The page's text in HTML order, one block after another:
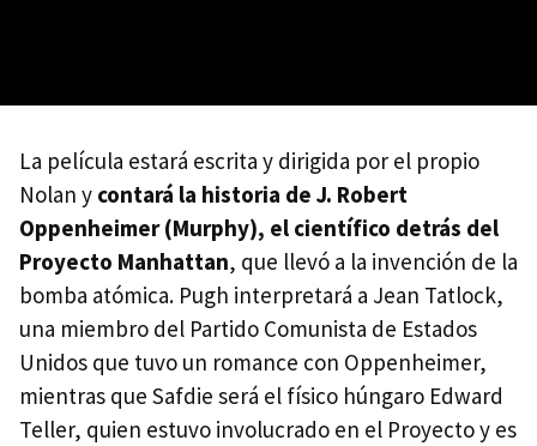
La película estará escrita y dirigida por el propio
Nolan y contará la historia de J. Robert
Oppenheimer (Murphy), el científico detrás del
Proyecto Manhattan, que llevó a la invención de la
bomba atómica. Pugh interpretará a Jean Tatlock,
una miembro del Partido Comunista de Estados
Unidos que tuvo un romance con Oppenheimer,
mientras que Safdie será el físico húngaro Edward
Teller, quien estuvo involucrado en el Proyecto y es